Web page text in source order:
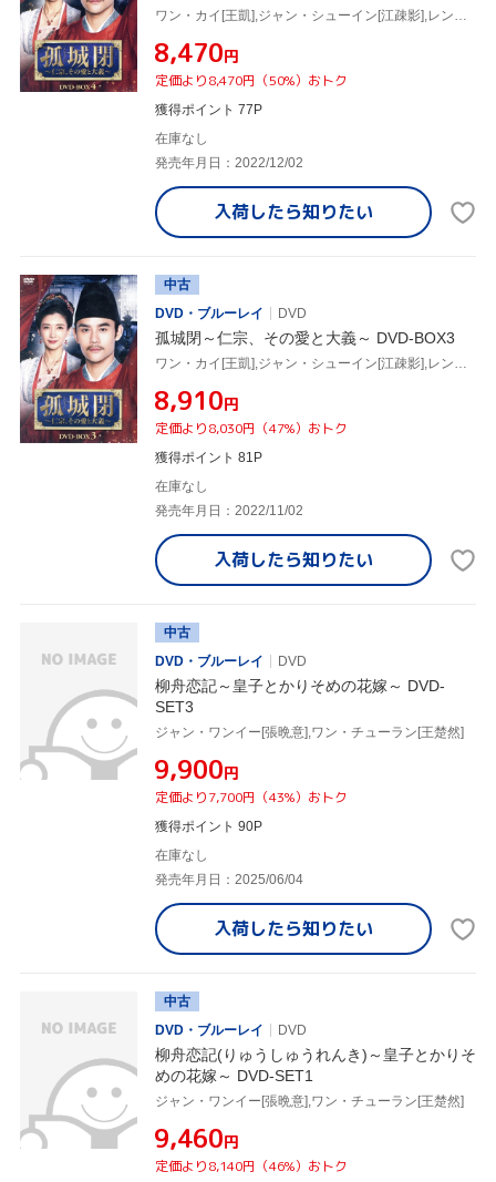
ワン・カイ[王凱],ジャン・シューイン[江疎影],レン・ミン[任敏],ビエン・チェン[辺程],ワン・チューラン[王楚然]
¥8,470円
定価より8,470円（50%）おトク
獲得ポイント 77P
在庫なし
発売年月日：2022/12/02
入荷したら知りたい
中古
DVD・ブルーレイ
DVD
孤城閉～仁宗、その愛と大義～ DVD-BOX3
ワン・カイ[王凱],ジャン・シューイン[江疎影],レン・ミン[任敏],ビエン・チェン[辺程],ワン・チューラン[王楚然]
¥8,910円
定価より8,030円（47%）おトク
獲得ポイント 81P
在庫なし
発売年月日：2022/11/02
入荷したら知りたい
中古
DVD・ブルーレイ
DVD
柳舟恋記～皇子とかりそめの花嫁～ DVD-
SET3
ジャン・ワンイー[張晩意],ワン・チューラン[王楚然]
¥9,900円
定価より7,700円（43%）おトク
獲得ポイント 90P
在庫なし
発売年月日：2025/06/04
入荷したら知りたい
中古
DVD・ブルーレイ
DVD
柳舟恋記(りゅうしゅうれんき)～皇子とかりそ
めの花嫁～ DVD-SET1
ジャン・ワンイー[張晩意],ワン・チューラン[王楚然]
¥9,460円
定価より8,140円（46%）おトク